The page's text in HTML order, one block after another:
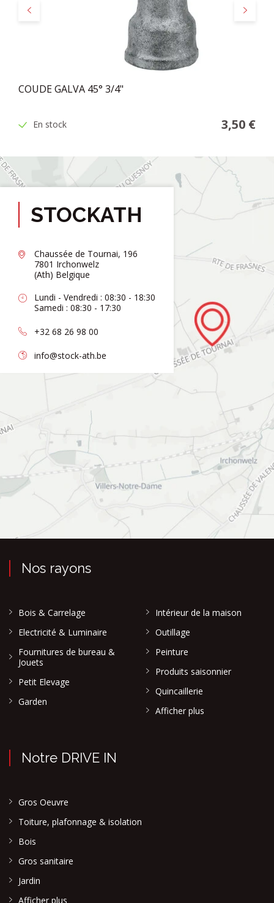
Précédent Suivant
COUDE GALVA 45° 3/4"
En stock 3,50 €
STOCKATH
Chaussée de Tournai, 196
7801 Irchonwelz
(Ath) Belgique
Lundi - Vendredi : 08:30 - 18:30
Samedi : 08:30 - 17:30
+32 68 26 98 00
info@stock-ath.be
Nos rayons
Bois & Carrelage
Electricité & Luminaire
Fournitures de bureau &
Jouets
Petit Elevage
Garden
Intérieur de la maison
Outillage
Peinture
Produits saisonnier
Quincaillerie
Afficher plus
Notre DRIVE IN
Gros Oeuvre
Toiture, plafonnage & isolation
Bois
Gros sanitaire
Jardin
Afficher plus